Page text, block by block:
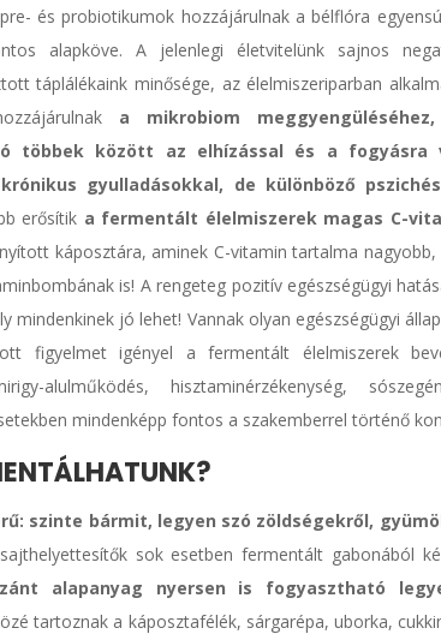
és probiotikumok hozzájárulnak a bélflóra
alapköve. A jelenlegi életvitelünk sajnos
táplálékaink minősége, az élelmiszeriparban
a mikrobiom
többek között az elhízással és a fogyásra
gyulladásokkal, de különböző
erősítik a fermentált élelmiszerek magas C-
káposztára, aminek C-vitamin tartalma
is! A rengeteg pozitív egészségügyi
mindenkinek jó lehet! Vannak olyan egészségügyi
figyelmet igényel a fermentált élelmiszerek
alulműködés, hisztaminérzékenység,
mindenképp fontos a szakemberrel történő
szinte bármit, legyen szó zöldségekről,
sok esetben fermentált gabonából
alapanyag nyersen is fogyasztható
tartoznak a káposztafélék, sárgarépa, uborka,